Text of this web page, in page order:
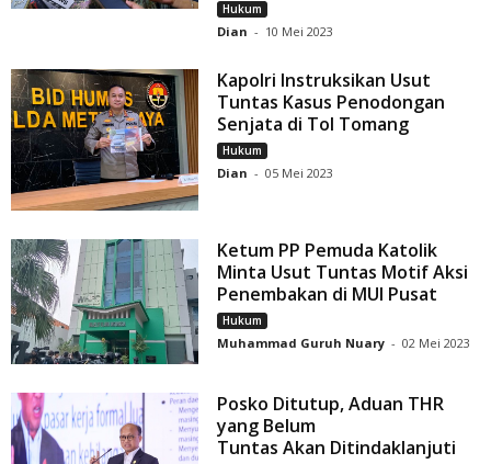
Hukum
Dian - 10 Mei 2023
Kapolri Instruksikan Usut
Tuntas Kasus Penodongan
Senjata di Tol Tomang
Hukum
Dian - 05 Mei 2023
Ketum PP Pemuda Katolik
Minta Usut Tuntas Motif Aksi
Penembakan di MUI Pusat
Hukum
Muhammad Guruh Nuary - 02 Mei 2023
Posko Ditutup, Aduan THR
yang Belum
Tuntas Akan Ditindaklanjuti